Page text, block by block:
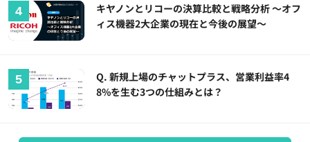
キヤノンとリコーの決算比較と戦略分析 ～オフ
ィス機器2大企業の現在と今後の展望～
Q. 新規上場のチャットプラス、営業利益率4
8%を生む3つの仕組みとは？